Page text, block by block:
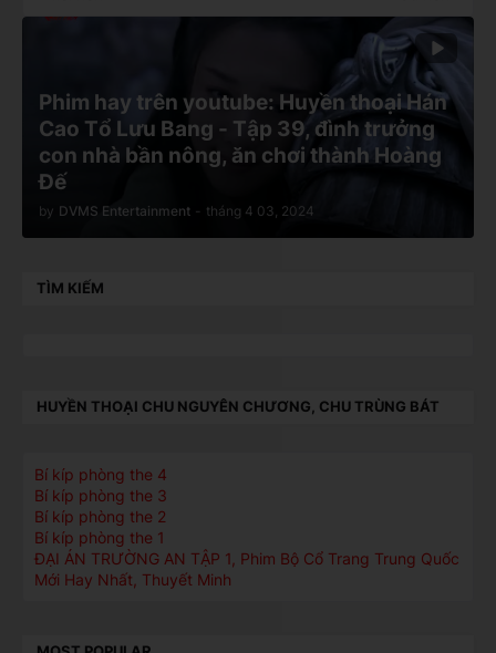
Phim hay trên youtube: Huyền thoại Hán
Cao Tổ Lưu Bang - Tập 39, đình trưởng
con nhà bần nông, ăn chơi thành Hoàng
Đế
by DVMS Entertainment - tháng 4 03, 2024
TÌM KIẾM
HUYỀN THOẠI CHU NGUYÊN CHƯƠNG, CHU TRÙNG BÁT
Bí kíp phòng the 4
Bí kíp phòng the 3
Bí kíp phòng the 2
Bí kíp phòng the 1
ĐẠI ÁN TRƯỜNG AN TẬP 1, Phim Bộ Cổ Trang Trung Quốc
Mới Hay Nhất, Thuyết Minh